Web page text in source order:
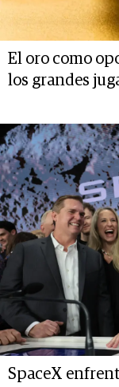
El oro como
los grandes
SpaceX